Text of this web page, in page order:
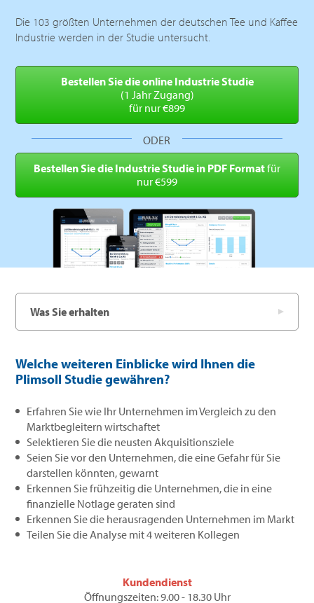
Die 103 größten Unternehmen der deutschen Tee und Kaffee
Industrie werden in der Studie untersucht.
Bestellen Sie die online Industrie Studie
(1 Jahr Zugang)
für nur €899
ODER
Bestellen Sie die IndustrieStudie in PDF Formatfür
nur €599
Was Sie erhalten
Welche weiteren Einblicke wird Ihnen die
Plimsoll Studie gewähren?
Erfahren Sie wie Ihr Unternehmen im Vergleich zu den
Marktbegleitern wirtschaftet
Selektieren Sie die neusten Akquisitionsziele
Seien Sie vor den Unternehmen, die eine Gefahr für Sie
darstellen könnten, gewarnt
Erkennen Sie frühzeitig die Unternehmen, die in eine
finanzielle Notlage geraten sind
Erkennen Sie die herausragenden Unternehmen im Markt
Teilen Sie die Analyse mit 4 weiteren Kollegen
Kundendienst
Öffnungszeiten: 9.00 - 18.30 Uhr